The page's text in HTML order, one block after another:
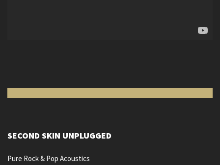
SECOND SKIN UNPLUGGED
Pure Rock & Pop Acoustics